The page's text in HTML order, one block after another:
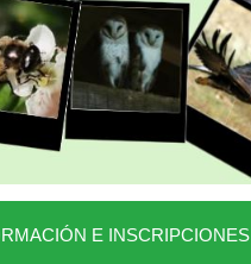
E INSCRIPCIONES